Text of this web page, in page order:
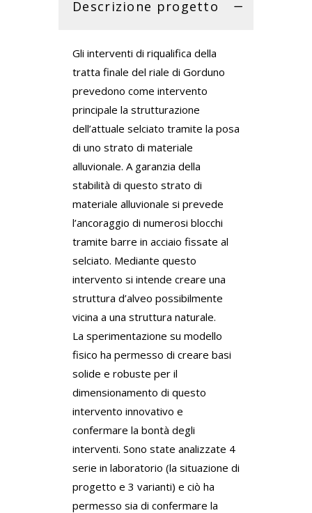
Descrizione progetto
Gli interventi di riqualifica della
tratta finale del riale di Gorduno
prevedono come intervento
principale la strutturazione
dell’attuale selciato tramite la posa
di uno strato di materiale
alluvionale. A garanzia della
stabilità di questo strato di
materiale alluvionale si prevede
l’ancoraggio di numerosi blocchi
tramite barre in acciaio fissate al
selciato. Mediante questo
intervento si intende creare una
struttura d’alveo possibilmente
vicina a una struttura naturale.
La sperimentazione su modello
fisico ha permesso di creare basi
solide e robuste per il
dimensionamento di questo
intervento innovativo e
confermare la bontà degli
interventi. Sono state analizzate 4
serie in laboratorio (la situazione di
progetto e 3 varianti) e ciò ha
permesso sia di confermare la